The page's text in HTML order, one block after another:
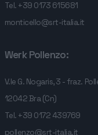
Tel. +39 0173 615681
monticello@srt-italia.it
Werk Pollenzo:
V.le G. Nogaris, 3 - fraz.
12042 Bra (Cn)
Tel. +39 0172 439769
pollenzo@srt-italia.it